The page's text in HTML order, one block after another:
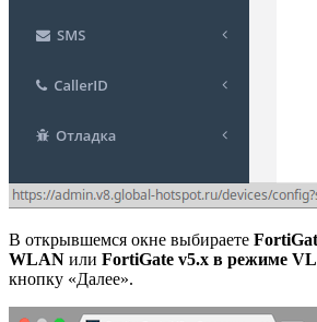
В открывшемся окне выбираете
WLAN или FortiGate v5.x в режиме
кнопку «Далее».